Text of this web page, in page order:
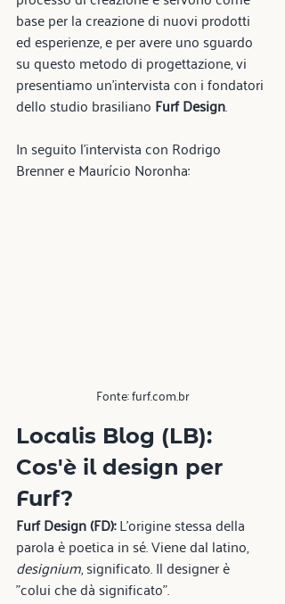
base per la creazione di nuovi prodotti
ed esperienze, e per avere uno sguardo
su questo metodo di progettazione, vi
presentiamo un’intervista con i fondatori
dello studio brasiliano Furf Design.
In seguito l’intervista con Rodrigo
Brenner e Maurício Noronha:
Fonte: furf.com.br
Localis Blog (LB):
Cos'è il design per
Furf?
Furf Design (FD): L’origine stessa della
parola è poetica in sé. Viene dal latino,
designium, significato. Il designer è
"colui che dà significato".